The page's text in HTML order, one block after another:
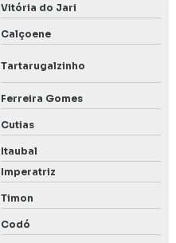
Vitória do Jari
Calçoene
Tartarugalzinho
Ferreira Gomes
Cutias
Itaubal
Imperatriz
Timon
Codó